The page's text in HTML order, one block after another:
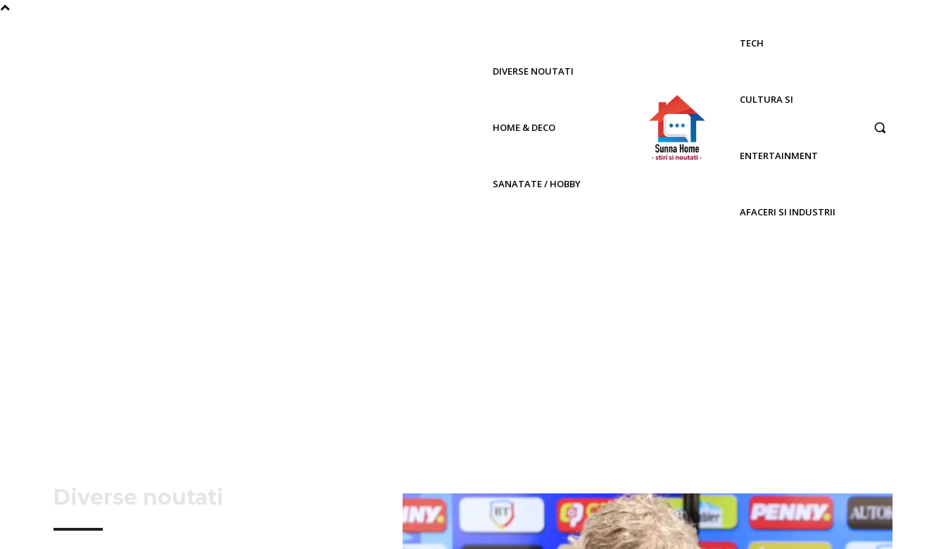
DIVERSE NOUTATI
HOME & DECO
SANATATE / HOBBY
TECH
CULTURA SI
ENTERTAINMENT
AFACERI SI INDUSTRII
Diverse noutati